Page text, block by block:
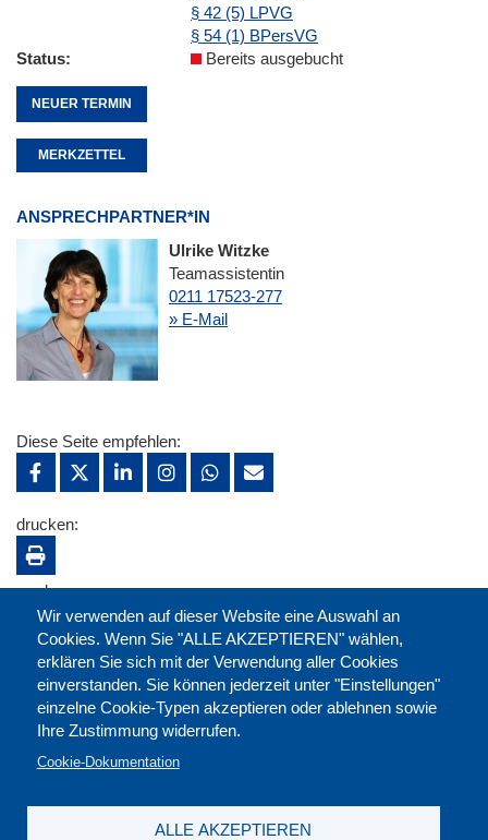
§ 42 (5) LPVG
§ 54 (1) BPersVG
Status
Bereits ausgebucht
NEUER TERMIN
MERKZETTEL
ANSPRECHPARTNER*IN
Ulrike Witzke
Teamassistentin
0211 17523-277
» E-Mail
Wir verwenden auf dieser Website eine Auswahl an
Cookies. Wenn Sie "ALLE AKZEPTIEREN" wählen,
erklären Sie sich mit der Verwendung aller Cookies
einverstanden. Sie können jederzeit unter "Einstellungen"
einzelne Cookie-Typen akzeptieren oder ablehnen sowie
Ihre Zustimmung widerrufen.
Cookie-Dokumentation
ALLE AKZEPTIEREN
Diese Seite empfehlen:
drucken:
merken: